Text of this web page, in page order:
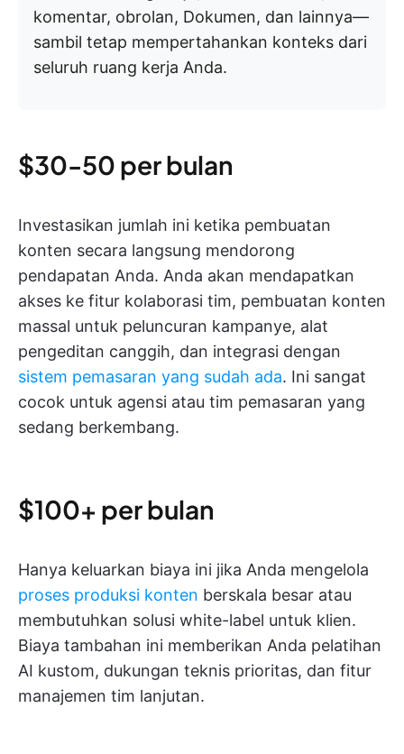
komentar, obrolan, Dokumen, dan lainnya—
sambil tetap mempertahankan konteks dari
seluruh ruang kerja Anda.
$30-50 per bulan
Investasikan jumlah ini ketika pembuatan
konten secara langsung mendorong
pendapatan Anda. Anda akan mendapatkan
akses ke fitur kolaborasi tim, pembuatan konten
massal untuk peluncuran kampanye, alat
pengeditan canggih, dan integrasi dengan
sistem pemasaran yang sudah ada. Ini sangat
cocok untuk agensi atau tim pemasaran yang
sedang berkembang.
$100+ per bulan
Hanya keluarkan biaya ini jika Anda mengelola
proses produksi konten berskala besar atau
membutuhkan solusi white-label untuk klien.
Biaya tambahan ini memberikan Anda pelatihan
AI kustom, dukungan teknis prioritas, dan fitur
manajemen tim lanjutan.